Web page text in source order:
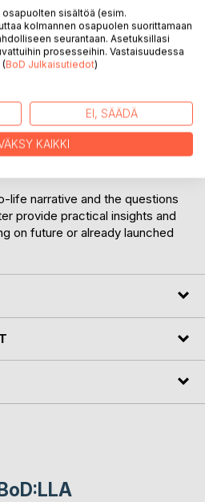
considering entrepreneurship
tells the story of one small
the everyday life of an
one's own path, growth,
life narrative and the questions
provide practical insights and
on future or already launched
oD:LLA
sisältöä (esim.
kolmannen osapuolen suorittamaan
seurantaan. Asetuksillasi
prosesseihin. Vastaisuudessa
(BoD Julkaisutiedot)
EI, SÄÄDÄ
KAIKKI